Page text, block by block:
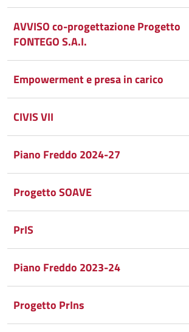
AVVISO co-progettazione Progetto
FONTEGO S.A.I.
Empowerment e presa in carico
CIVIS VII
Piano Freddo 2024-27
Progetto SOAVE
PrIS
Piano Freddo 2023-24
Progetto PrIns